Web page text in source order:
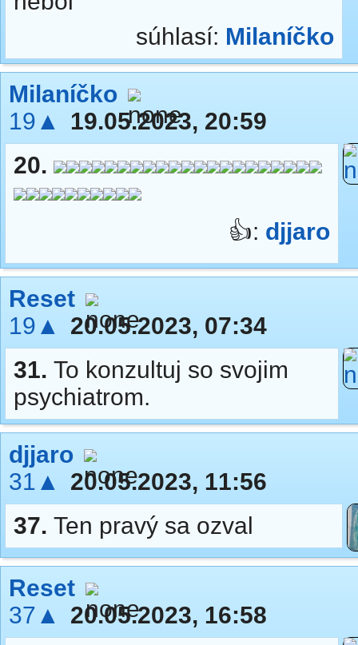
súhlasí: Milaníčko
Milaníčko
19▲
19.05.2023, 20:59
20.
👍: djjaro
Reset
19▲
20.05.2023, 07:34
31. To konzultuj so svojim
psychiatrom.
djjaro
31▲
20.05.2023, 11:56
37. Ten pravý sa ozval
Reset
37▲
20.05.2023, 16:58